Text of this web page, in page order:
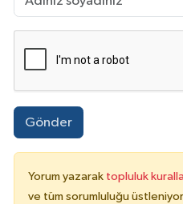
Gönder
Yorum yazarak topluluk
ve tüm sorumluluğu